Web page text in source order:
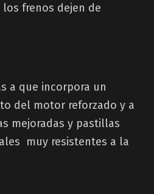
frenos dejen de
a que incorpora un
del motor reforzado y a
mejoradas y pastillas
muy resistentes a la